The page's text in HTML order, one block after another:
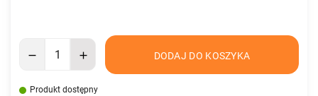
DODAJ DO KOSZYKA
Produkt dostępny